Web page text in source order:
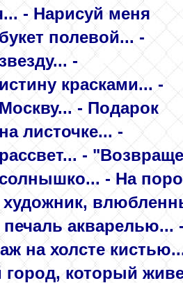
- Нарисуй меня
полевой... -
-
красками... -
- Подарок
листочке... -
-
- На
акварелью...
на холсте
город, который